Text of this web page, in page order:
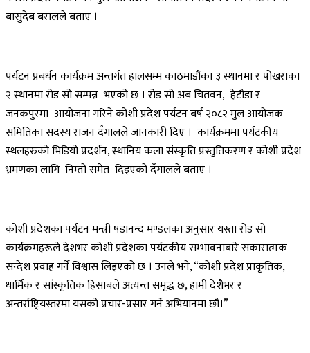
बासुदेब बरालले बताए ।
पर्यटन प्रबर्धन कार्यक्रम अन्तर्गत हालसम्म काठमाडौंका ३ स्थानमा र पोखराका
२ स्थानमा रोड सो सम्पन्न भएको छ । रोड सो अब चितवन, हेटौडा र
जनकपुरमा आयोजना गरिने कोशी प्रदेश पर्यटन बर्ष २०८२ मुल आयोजक
समितिका सदस्य राजन दँगालले जानकारी दिए । कार्यक्रममा पर्यटकीय
स्थलहरुकाे भिडियो प्रदर्शन, स्थानिय कला संस्कृति प्रस्तुतिकरण र कोशी प्रदेश
भ्रमणका लागि निम्तो समेत दिइएको दँगालले बताए ।
कोशी प्रदेशका पर्यटन मन्त्री षडानन्द मण्डलका अनुसार यस्ता रोड सो
कार्यक्रमहरूले देशभर कोशी प्रदेशका पर्यटकीय सम्भावनाबारे सकारात्मक
सन्देश प्रवाह गर्ने विश्वास लिइएकाे छ । उनले भने, “कोशी प्रदेश प्राकृतिक,
धार्मिक र सांस्कृतिक हिसाबले अत्यन्त समृद्ध छ, हामी देशैभर र
अन्तर्राष्ट्रियस्तरमा यसको प्रचार-प्रसार गर्ने अभियानमा छौ।”